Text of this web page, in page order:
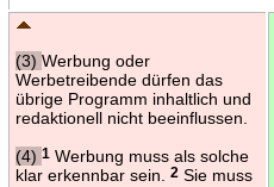
(3) Werbung oder
Werbetreibende dürfen das
übrige Programm inhaltlich und
redaktionell nicht beeinflussen.
(4) 1Werbung muss als solche
klar erkennbar sein.
2Sie muss